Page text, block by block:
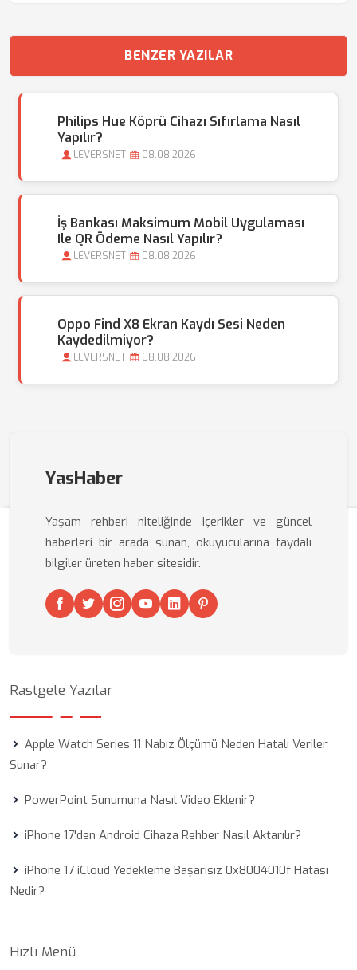
BENZER YAZILAR
Philips Hue Köprü Cihazı Sıfırlama Nasıl
Yapılır?
LEVERSNET 08.08.2026
İş Bankası Maksimum Mobil Uygulaması
Ile QR Ödeme Nasıl Yapılır?
LEVERSNET 08.08.2026
Oppo Find X8 Ekran Kaydı Sesi Neden
Kaydedilmiyor?
LEVERSNET 08.08.2026
YasHaber
Yaşam rehberi niteliğinde içerikler ve güncel
haberleri bir arada sunan, okuyucularına faydalı
bilgiler üreten haber sitesidir.
Rastgele Yazılar
Apple Watch Series 11 Nabız Ölçümü Neden Hatalı Veriler
Sunar?
PowerPoint Sunumuna Nasıl Video Eklenir?
iPhone 17'den Android Cihaza Rehber Nasıl Aktarılır?
iPhone 17 iCloud Yedekleme Başarısız 0x8004010f Hatası
Nedir?
Hızlı Menü